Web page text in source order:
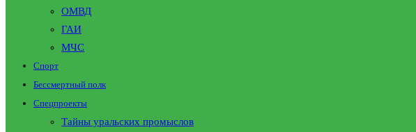
ОМВД
ГАИ
МЧС
Спорт
Бессмертный полк
Спецпроекты
Тайны уральских промыслов